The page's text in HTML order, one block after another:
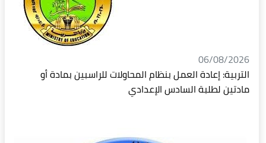
06/08/2026
التربية: إعادة العمل بنظام المحاولات للراسبين بمادة أو
مادتين لطلبة السادس الإعدادي